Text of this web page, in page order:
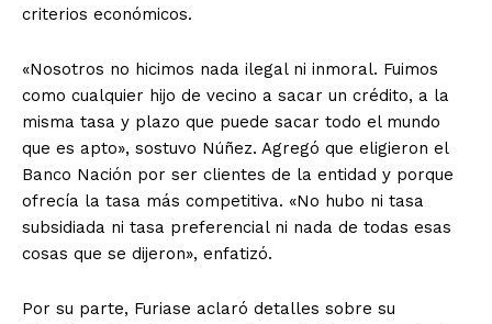
criterios económicos.
«Nosotros no hicimos nada ilegal ni inmoral. Fuimos
como cualquier hijo de vecino a sacar un crédito, a la
misma tasa y plazo que puede sacar todo el mundo
que es apto», sostuvo Núñez. Agregó que eligieron el
Banco Nación por ser clientes de la entidad y porque
ofrecía la tasa más competitiva. «No hubo ni tasa
subsidiada ni tasa preferencial ni nada de todas esas
cosas que se dijeron», enfatizó.
Por su parte, Furiase aclaró detalles sobre su